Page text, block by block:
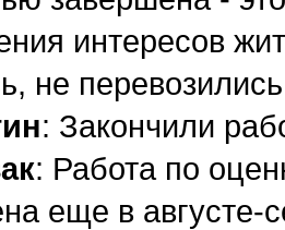
интересов
не
: Закончили
: Работа по
еще в августе-